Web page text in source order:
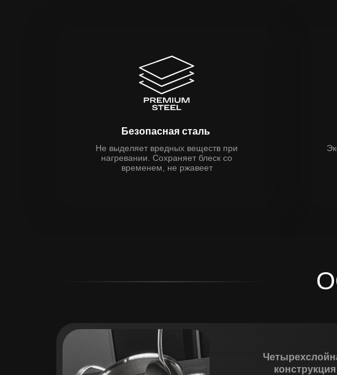
Не выделяет вредных веществ при
нагревании. Сохраняет блеск со
временем, не ржавеет
Безопасная сталь
конструкция